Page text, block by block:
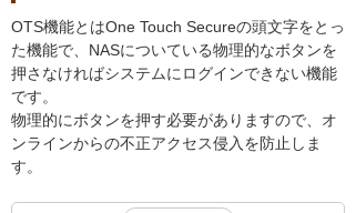
OTS機能とはOne Touch Secureの頭文字をとっ
た機能で、NASについている物理的なボタンを
押さなければシステムにログインできない機能
です。
物理的にボタンを押す必要がありますので、オ
ンラインからの不正アクセス侵入を防止しま
す。